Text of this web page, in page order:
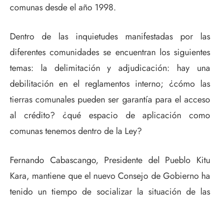
comunas desde el año 1998.
Dentro de las inquietudes manifestadas por las
diferentes comunidades se encuentran los siguientes
temas: la delimitación y adjudicación: hay una
debilitación en el reglamentos interno; ¿cómo las
tierras comunales pueden ser garantía para el acceso
al crédito? ¿qué espacio de aplicación como
comunas tenemos dentro de la Ley?
Fernando Cabascango, Presidente del Pueblo Kitu
Kara, mantiene que el nuevo Consejo de Gobierno ha
tenido un tiempo de socializar la situación de las